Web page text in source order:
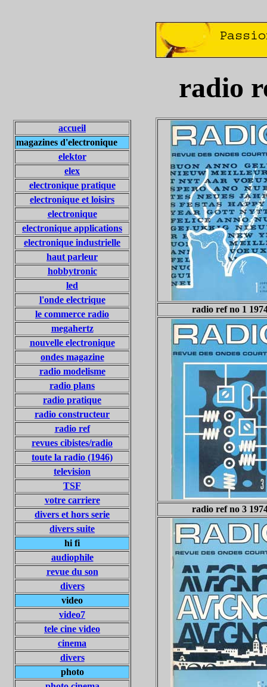
radio
radio ref no 1
radio ref no 3
accueil
magazines d'electronique
elektor
elex
electronique pratique
electronique et loisirs
electronique
electronique applications
electronique industrielle
haut parleur
hobbytronic
led
l'onde electrique
le commerce radio
megahertz
nouvelle electronique
ondes magazine
radio modelisme
radio plans
radio pratique
radio constructeur
radio ref
revues cibistes/radio
toute la radio (1946)
television
TSF
votre carriere
divers et hors serie
divers suite
hi fi
audiophile
revue du son
divers
video
video7
tele cine video
cinema
divers
photo